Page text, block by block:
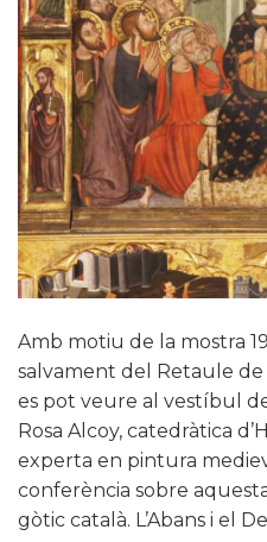
Amb motiu de la mostra
salvament del Retaule
es pot veure al vestíbul
Rosa Alcoy, catedràtica
experta en pintura
conferència sobre
gòtic català. L’Abans i el